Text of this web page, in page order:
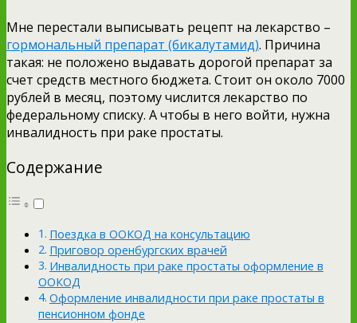
Мне перестали выписывать рецепт на лекарство –
гормональный препарат (бикалутамид). Причина
такая: не положено выдавать дорогой препарат за
счет средств местного бюджета. Стоит он около 7000
рублей в месяц, поэтому числится лекарство по
федеральному списку. А чтобы в него войти, нужна
инвалидность при раке простаты.
Содержание
Поездка в ООКОД на консультацию
Приговор оренбургских врачей
Инвалидность при раке простаты оформление в
ООКОД
Оформление инвалидности при раке простаты в
пенсионном фонде